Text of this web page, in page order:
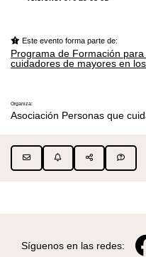
Este evento forma parte de:
Programa de Formación
cuidadores de mayores en
Organiza:
Asociación Personas que
Síguenos en las redes: